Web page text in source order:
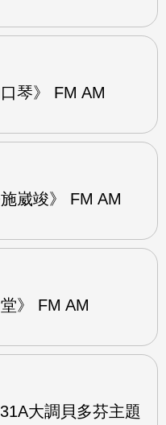
琴》 FM AM
崴竣》 FM AM
》 FM AM
大調貝多芬主題